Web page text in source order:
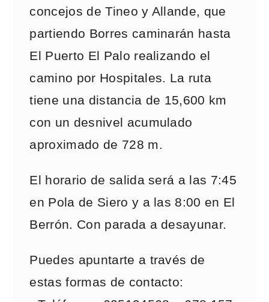
concejos de Tineo y Allande, que
partiendo Borres caminarán hasta
El Puerto El Palo realizando el
camino por Hospitales. La ruta
tiene una distancia de 15,600 km
con un desnivel acumulado
aproximado de 728 m.
El horario de salida será a las 7:45
en Pola de Siero y a las 8:00 en El
Berrón. Con parada a desayunar.
Puedes apuntarte a través de
estas formas de contacto: